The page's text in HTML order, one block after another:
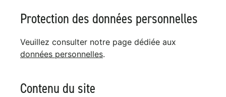
Protection des données personnelles
Veuillez consulter notre page dédiée aux
données personnelles.
Contenu du site